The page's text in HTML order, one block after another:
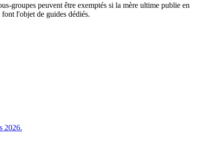
groupes peuvent être exemptés si la mère ultime publie en
l'objet de guides dédiés.
2026.